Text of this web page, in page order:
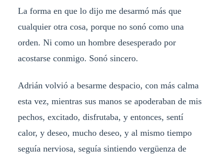
La forma en que lo dijo me desarmó más que
cualquier otra cosa, porque no sonó como una
orden. Ni como un hombre desesperado por
acostarse conmigo. Sonó sincero.
Adrián volvió a besarme despacio, con más calma
esta vez, mientras sus manos se apoderaban de mis
pechos, excitado, disfrutaba, y entonces, sentí
calor, y deseo, mucho deseo, y al mismo tiempo
seguía nerviosa, seguía sintiendo vergüenza de